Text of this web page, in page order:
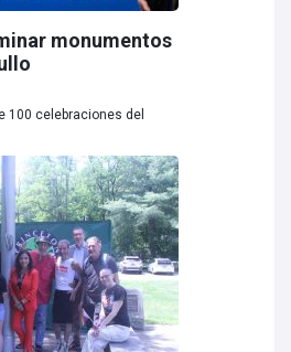
monumentos
100 celebraciones del